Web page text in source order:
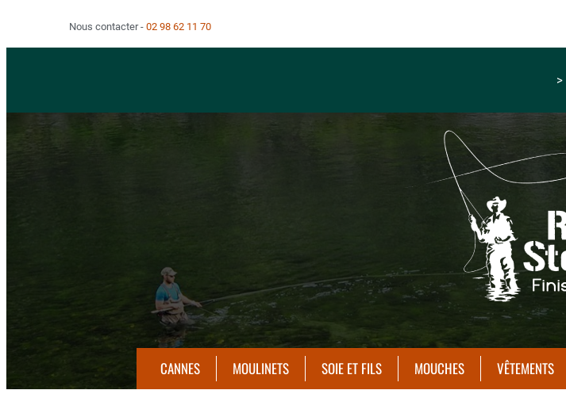
Nous contacter 02 98 62 11 70
CANNES MOULINETS SOIE ET FILS MOUCHES VÊTEMENTS